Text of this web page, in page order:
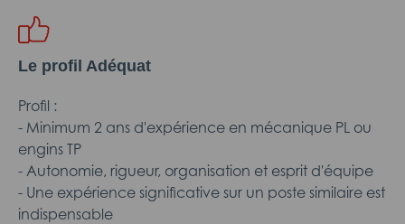
Le profil Adéquat
Profil :
- Minimum 2 ans d'expérience en mécanique PL ou
engins TP
- Autonomie, rigueur, organisation et esprit d'équipe
- Une expérience significative sur un poste similaire est
indispensable